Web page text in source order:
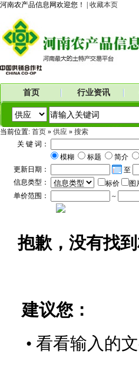
河南农产品信息网欢迎您！ | 收藏本页
首页 行业资讯
当前位置: 首页 » 供应 » 搜索
关 键 词：
模糊
标题 简介
更新日期：
至
信息类型：
标价 图
单价范围：
~
抱歉，没有找到
建议您：
• 看看输入的